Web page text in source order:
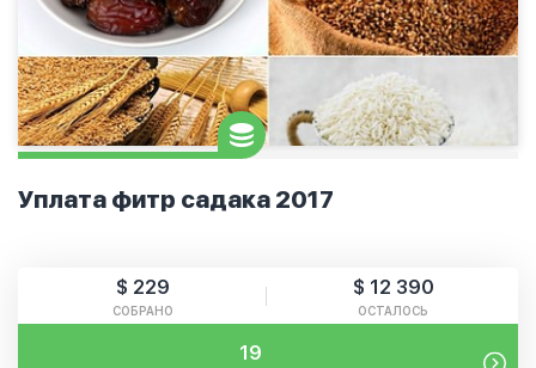
Уплата фитр садака 2017
$ 229
СОБРАНО
$ 12 390
ОСТАЛОСЬ
19